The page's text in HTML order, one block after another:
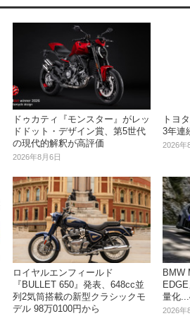
ドゥカティ『モンスター』がレッ
ドドット・デザイン賞、第5世代
の現代的解釈が高評価
2026年8月6日
トヨ
3年連
2026年
ロイヤルエンフィールド
『BULLET 650』発表、648cc並
列2気筒搭載の新型クラシックモ
デル 98万0100円から
BMW
量化
2026年